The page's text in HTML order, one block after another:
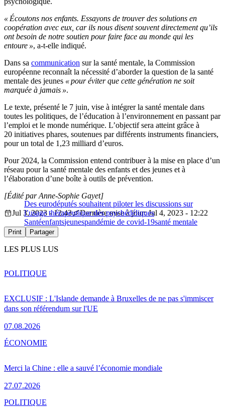
« Écoutons nos enfants. Essayons de trouver des solutions en
coopération avec eux, car ils nous disent souvent directement qu’ils
ont besoin de notre soutien pour faire face au monde qui les
entoure », a-t-elle indiqué.
Dans sa communication sur la santé mentale, la Commission
européenne reconnaît la nécessité d’aborder la question de la santé
mentale des jeunes « pour éviter que cette génération ne soit
marquée à jamais ».
Le texte, présenté le 7 juin, vise à intégrer la santé mentale dans
toutes les politiques, de l’éducation à l’environnement en passant par
l’emploi et le monde numérique. L’objectif sera atteint grâce à
20 initiatives phares, soutenues par différents instruments financiers,
pour un total de 1,23 milliard d’euros.
Pour 2024, la Commission entend contribuer à la mise en place d’un
réseau pour la santé mentale des enfants et des jeunes et à
l’élaboration d’une boîte à outils de prévention.
Des eurodéputés souhaitent piloter les discussions sur
l’usage thérapeutique des psychédéliques
[Édité par Anne-Sophie Gayet]
Jul 3, 2023 - 12:43
Dernière mise à jour: Jul 4, 2023 - 12:22
Santéenfantsjeunespandémie de covid-19santé mentale
Print Partager
LES PLUS LUS
EXCLUSIF : L'Islande demande à Bruxelles de ne pas s'immiscer
dans son référendum sur l'UE
07.08.2026
POLITIQUE
Merci la Chine : elle a sauvé l’économie mondiale
27.07.2026
ÉCONOMIE
POLITIQUE